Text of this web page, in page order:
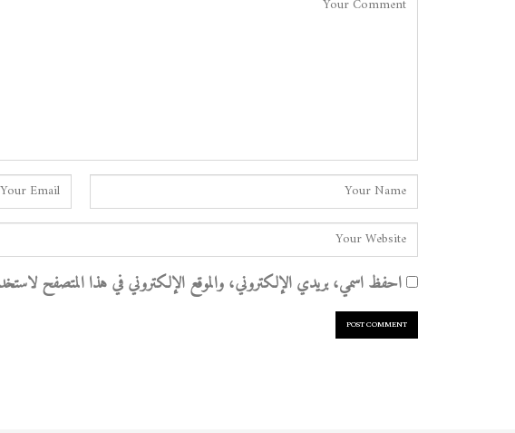
احفظ اسمي، بريدي الإلكتروني، والموقع الإلكتروني في هذا المتصفح